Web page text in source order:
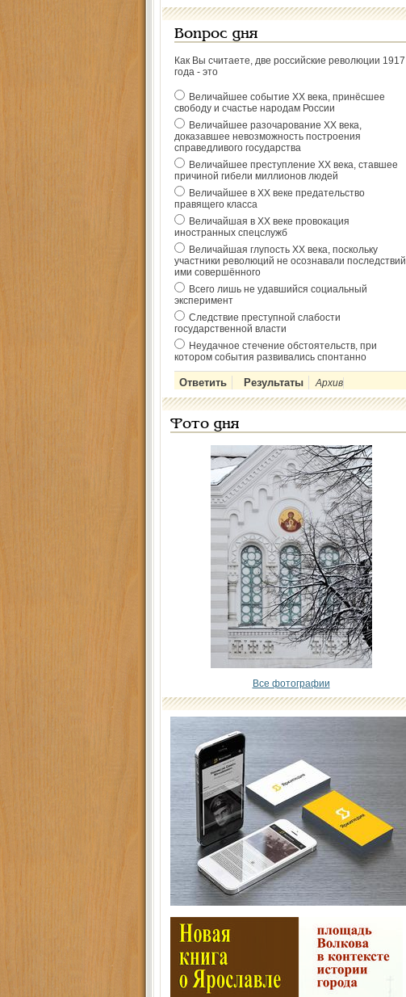
Вопрос дня
Как Вы считаете, две российские революции 1917
года - это
Величайшее событие ХХ века, принёсшее
свободу и счастье народам России
Величайшее разочарование ХХ века,
доказавшее невозможность построения
справедливого государства
Величайшее преступление ХХ века, ставшее
причиной гибели миллионов людей
Величайшее в ХХ веке предательство
правящего класса
Величайшая в ХХ веке провокация
иностранных спецслужб
Величайшая глупость ХХ века, поскольку
участники революций не осознавали последствий
ими совершённого
Всего лишь не удавшийся социальный
эксперимент
Следствие преступной слабости
государственной власти
Неудачное стечение обстоятельств, при
котором события развивались спонтанно
Архив
Фото дня
Все фотографии